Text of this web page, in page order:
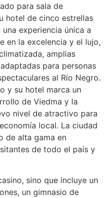
para sala de
hotel de cinco estrellas
experiencia única a
en la excelencia y el lujo,
amplias
para personas
al Río Negro.
y su hotel marca un
de Viedma y la
nivel de atractivo para
local. La ciudad
de alta gama en
de todo el país y
sino que incluye un
un gimnasio de